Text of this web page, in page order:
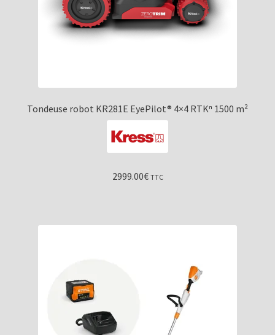
Tondeuse robot KR281E EyePilot® 4×4 RTKⁿ 1500 m²
2999.00€ TTC